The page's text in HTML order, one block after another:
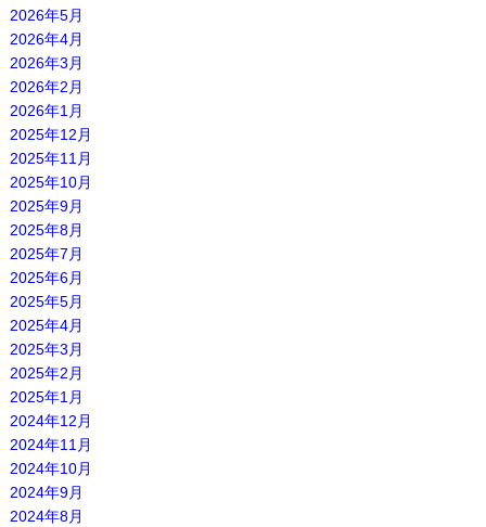
2026年5月
2026年4月
2026年3月
2026年2月
2026年1月
2025年12月
2025年11月
2025年10月
2025年9月
2025年8月
2025年7月
2025年6月
2025年5月
2025年4月
2025年3月
2025年2月
2025年1月
2024年12月
2024年11月
2024年10月
2024年9月
2024年8月